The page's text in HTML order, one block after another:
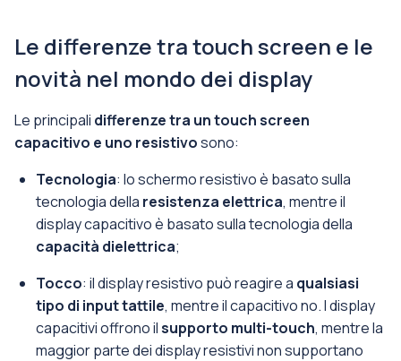
Le differenze tra touch screen e le
novità nel mondo dei display
Le principali differenze tra un touch screen
capacitivo e uno resistivosono:
Tecnologia: lo schermo resistivo è basato sulla
tecnologia della resistenza elettrica, mentre il
display capacitivo è basato sulla tecnologia della
capacità dielettrica;
Tocco: il display resistivo può reagire a qualsiasi
tipo di input tattile, mentre il capacitivo no. I display
capacitivi offrono ilsupporto multi-touch, mentre la
maggior parte dei display resistivi non supportano